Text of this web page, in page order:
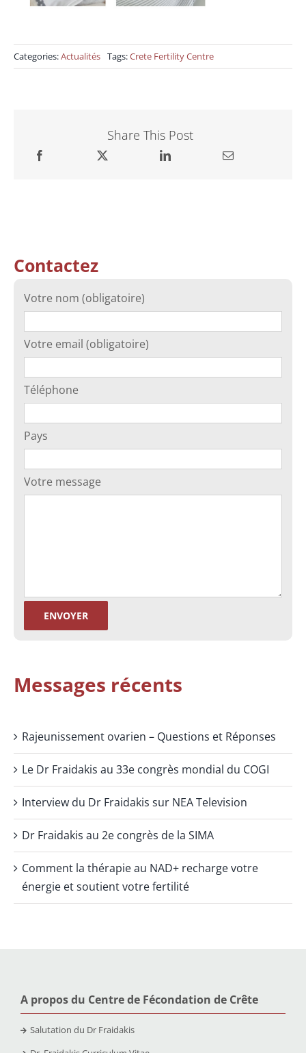
Categories:Actualités Tags:Crete Fertility Centre
Share This Post
Contactez
Votre nom (obligatoire)
Votre email (obligatoire)
Téléphone
Pays
Votre message
Messages récents
Rajeunissement ovarien – Questions et Réponses
Le Dr Fraidakis au 33e congrès mondial du COGI
Interview du Dr Fraidakis sur NEA Television
Dr Fraidakis au 2e congrès de la SIMA
Comment la thérapie au NAD+ recharge votre
énergie et soutient votre fertilité
A propos du Centre de Fécondation de Crête
Salutation du Dr Fraidakis